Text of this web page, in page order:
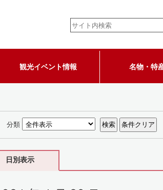
観光イベント情報 名物・特
分類
日別表示